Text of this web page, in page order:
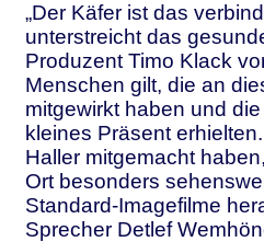
„Der Käfer ist das
unterstreicht das
Produzent Timo Klack
Menschen gilt, die an
mitgewirkt haben und
kleines Präsent
Haller mitgemacht
Ort besonders
Standard-Imagefilme
Sprecher Detlef